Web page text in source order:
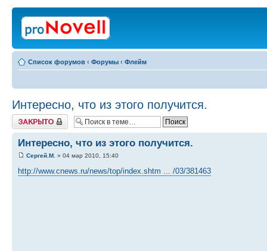
Список форумов ‹ Форумы ‹ Флейм
Интересно, что из этого получится.
Закрыто
Интересно, что из этого получится.
Сергей.М. » 04 мар 2010, 15:40
http://www.cnews.ru/news/top/index.shtm ... /03/381463